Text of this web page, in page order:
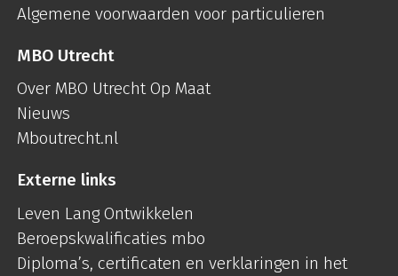
Algemene voorwaarden voor particulieren
MBO Utrecht
Over MBO Utrecht Op Maat
Nieuws
Mboutrecht.nl
Externe links
Leven Lang Ontwikkelen
Beroepskwalificaties mbo
Diploma’s, certificaten en verklaringen in het